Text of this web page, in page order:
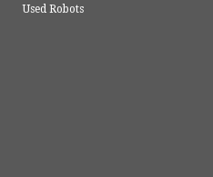
Used Robots